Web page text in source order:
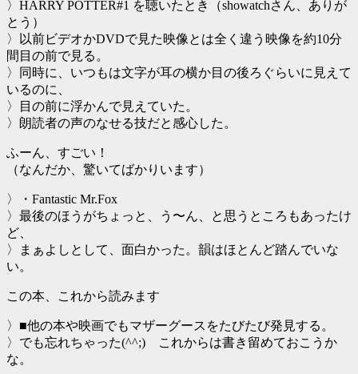
〉HARRY POTTER#1 を聴いたとき（showatchさん、ありが
とう）
〉以前ビデオかDVDで見た映像とは全く違う映像を約10分
間目の前で見る。
〉同時に、いつもは文字が耳の横か目の後ろぐらいに見えて
いるのに、
〉目の前に浮かんで見えていた。
〉朗読者の声のなせる技だと感心した。
ふーん、すごい！
（なんだか、驚いてばかりいます）
〉・Fantastic Mr.Fox
〉最後のほうがちょっと、う〜ん、と思うところもあったけ
ど、
〉まぁよしとして、面白かった。韻はほとんど踏んでいな
い。
この本、これから読みます
〉■他の本や映画でもマザーグースをたびたび発見する。
〉でも忘れちゃった(^^;) これからは書き留めておこうか
な。